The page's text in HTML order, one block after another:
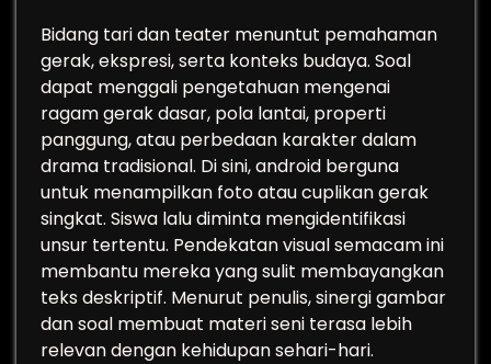
Bidang tari dan teater menuntut pemahaman
gerak, ekspresi, serta konteks budaya. Soal
dapat menggali pengetahuan mengenai
ragam gerak dasar, pola lantai, properti
panggung, atau perbedaan karakter dalam
drama tradisional. Di sini, android berguna
untuk menampilkan foto atau cuplikan gerak
singkat. Siswa lalu diminta mengidentifikasi
unsur tertentu. Pendekatan visual semacam ini
membantu mereka yang sulit membayangkan
teks deskriptif. Menurut penulis, sinergi gambar
dan soal membuat materi seni terasa lebih
relevan dengan kehidupan sehari-hari.